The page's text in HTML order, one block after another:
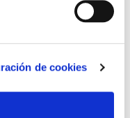
de cookies